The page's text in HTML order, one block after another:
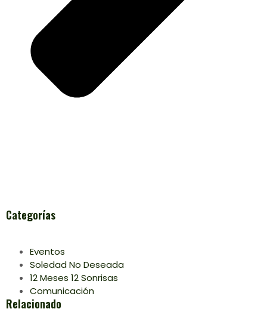
Categorías
Eventos
Soledad No Deseada
12 Meses 12 Sonrisas
Comunicación
Relacionado